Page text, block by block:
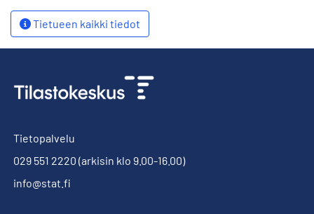
Tietueen kaikki tiedot
Tietopalvelu
029 551 2220 (arkisin klo 9.00-16.00)
info@stat.fi